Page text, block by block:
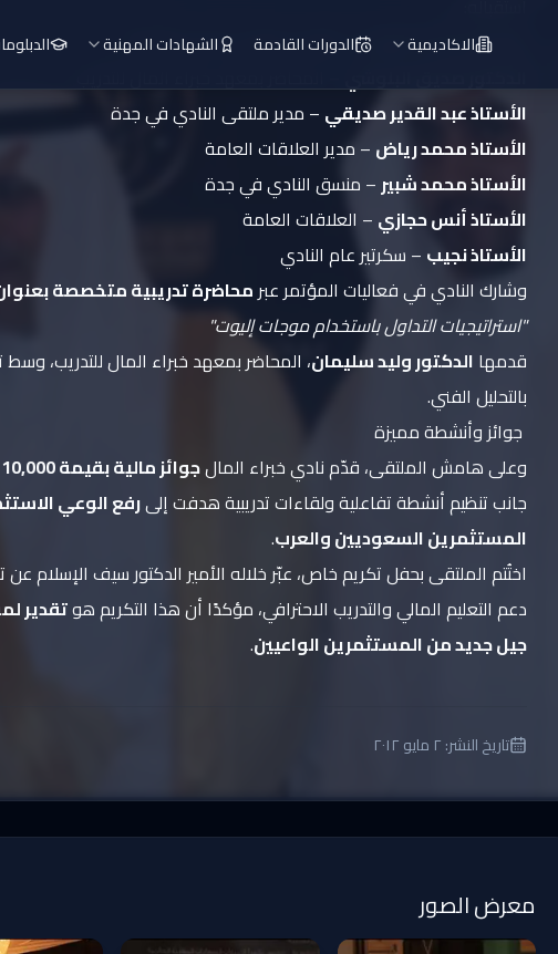
الاكاديمية الدورات القادمة الشهادات المهنية
الأستاذ محمد الفاضل– مؤسس ورئيس مجلس الإدارة
الأستاذ عبد القدير صديقي – مدير ملتقى النادي في جدة
الأستاذ محمد رياض – مدير العلاقات العامة
الأستاذ محمد شبير– منسق النادي في جدة
الأستاذ أنس حجازي – العلاقات العامة
الأستاذ نجيب – سكرتير عام النادي
وشارك النادي في فعاليات المؤتمر عبرمحاضرة تدريبية متخصصة
"استراتيجيات التداول باستخدام موجات إليوت"
قدمها الدكتور وليد سليمان، المحاضر بمعهد خبراء المال للتدريب،
بالتحليل الفني.
جوائز وأنشطة مميزة
وعلى هامش الملتقى، قدّم نادي خبراء المالجوائز مالية بقيمة 10,000 دولار
جانب تنظيم أنشطة تفاعلية ولقاءات تدريبية هدفت إلىرفع الوعي
المستثمرين السعوديين والعرب.
اختُتم الملتقى بحفل تكريم خاص، عبّر خلاله الأمير الدكتور سيف الإسلام
دعم التعليم المالي والتدريب الاحترافي، مؤكدًا أن هذا التكريم هوتقدير
جيل جديد من المستثمرين الواعيين.
تاريخ النشر:٢ مايو ٢٠١٢
معرض الصور